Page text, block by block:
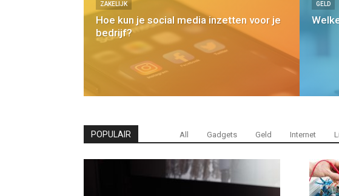
ZAKELIJK
Hoe kun je social media inzetten voor je
bedrijf?
GELD
POPULAIR All Gadgets Geld Internet